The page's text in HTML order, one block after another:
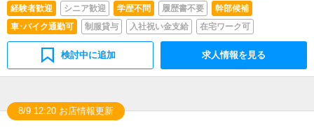
(女性)可
経験者歓迎
シニア歓迎 学歴不問 履歴書不要
幹部候補
車･バイク通勤可
制服貸与 入社祝い金支給 在宅ワーク可
検討中に追加 求人情報を見る
8/9 12:20 お店情報更新